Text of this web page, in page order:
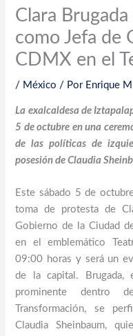
Clara
como Jefa de
CDMX en el
/ México / Por Enrique
La exalcaldesa de
5 de octubre en una
de las políticas de
posesión de Claudia
Este sábado 5 de
toma de protesta de
Gobierno de la Ciudad
en el emblemático
09:00 horas y será un
de la capital. Brugada,
prominente dentro
Transformación, se
Claudia Sheinbaum,